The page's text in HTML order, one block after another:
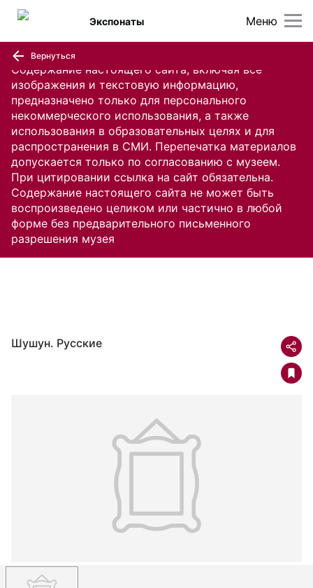
Содержание настоящего сайта, включая все
изображения и текстовую информацию,
предназначено только для персонального
некоммерческого использования, а также
использования в образовательных целях и для
распространения в СМИ. Перепечатка материалов
допускается только по согласованию с музеем.
При цитировании ссылка на сайт обязательна.
Содержание настоящего сайта не может быть
воспроизведено целиком или частично в любой
форме без предварительного письменного
разрешения музея
Меню
Экспонаты
Вернуться
Шушун. Русские